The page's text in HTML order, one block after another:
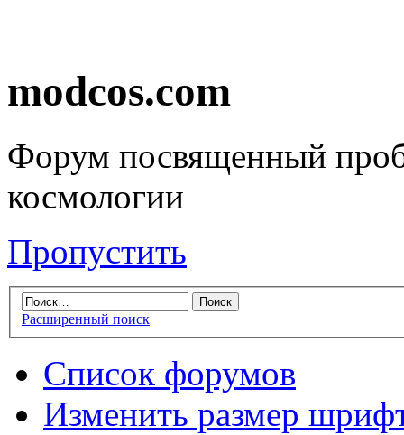
modcos.com
Форум посвященный
космологии
Пропустить
Расширенный поиск
Список форумов
Изменить размер